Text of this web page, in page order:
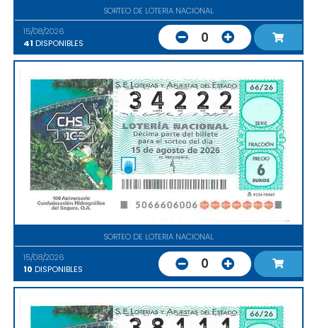
SORTEO DE LOTERIA NACIONAL
15/08/2026
41 DISPONIBLES 0
SORTEO DE LOTERIA NACIONAL
15/08/2026
10 DISPONIBLES 0